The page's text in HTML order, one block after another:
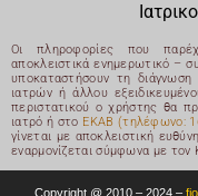
Οι πληροφορίες που
αποκλειστικά ενημερωτικό –
υποκαταστήσουν τη
ιατρών ή άλλου
περιστατικού ο χρήστης θα
ιατρό ή στο ΕΚΑΒ (τηλέφωνο:
γίνεται με αποκλειστική
εναρμονίζεται σύμφωνα με
Copyright @ 2010 – 2024 –